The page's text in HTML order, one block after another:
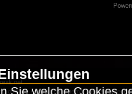
offenes Forum zum Thema
Sie welche Cookies